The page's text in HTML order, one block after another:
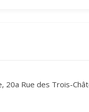
20a Rue des Trois-